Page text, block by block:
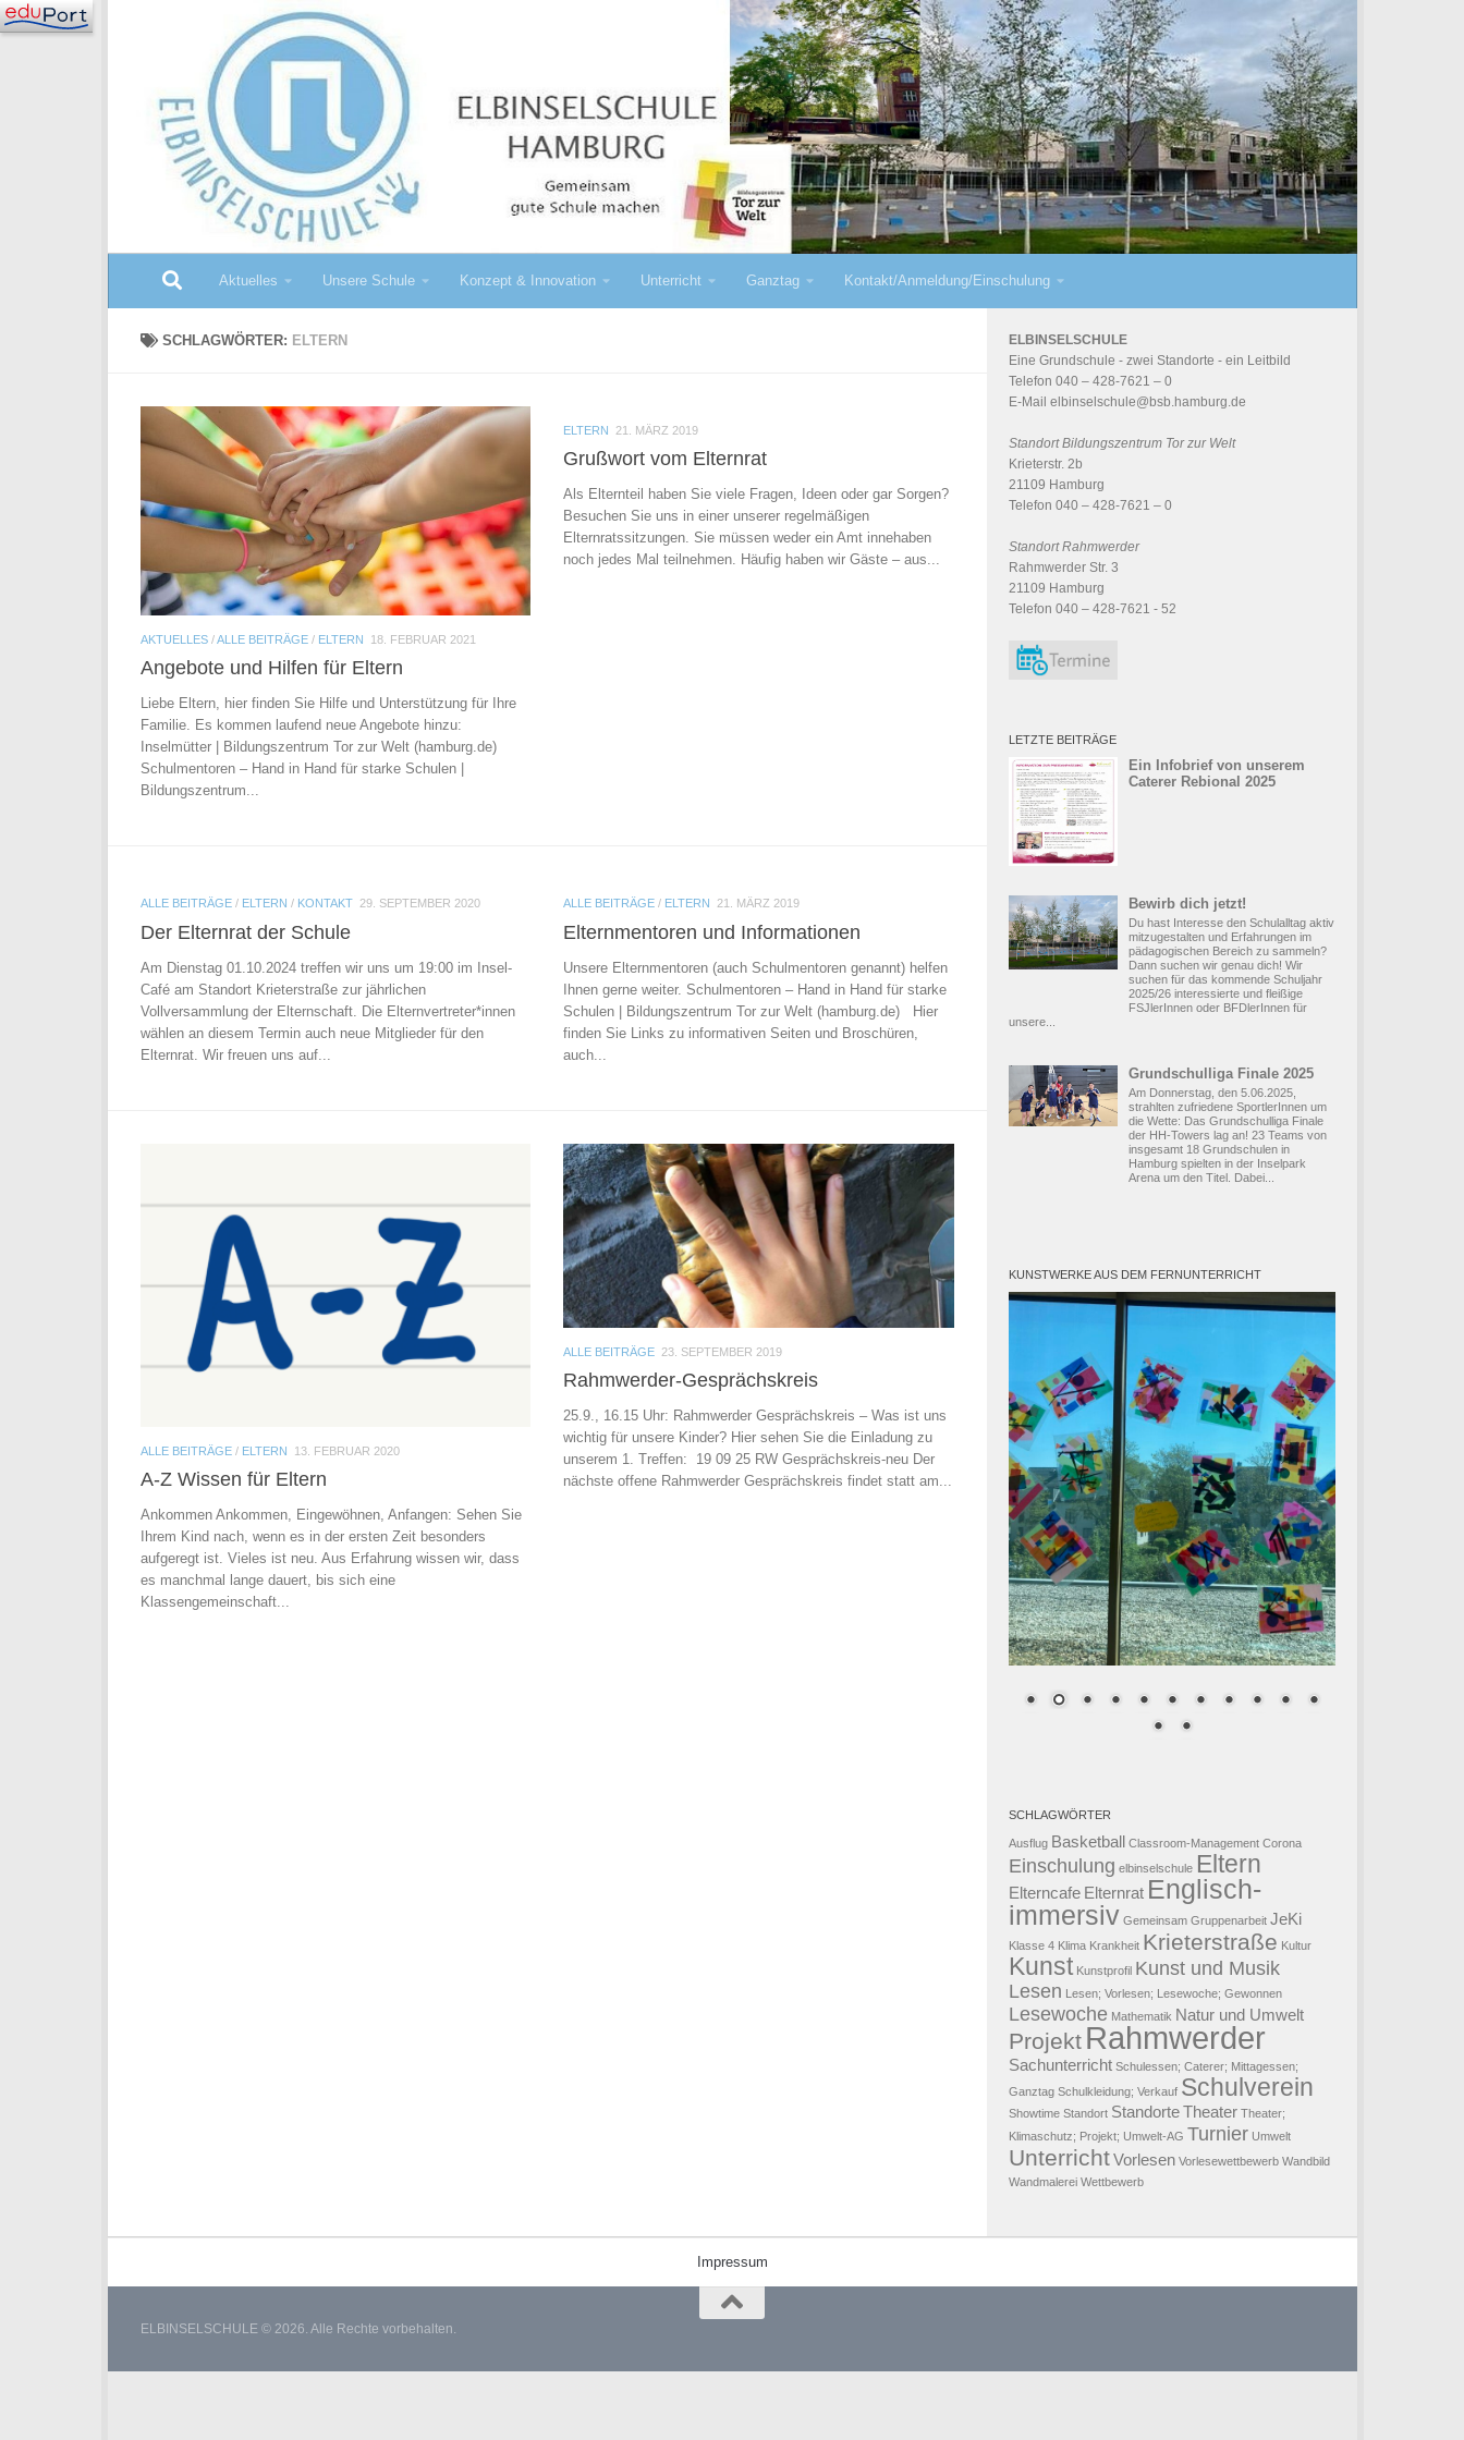
Zum Inhalt springen
Aktuelles Unsere Schule Konzept & Innovation Unterricht Ganztag Kontakt/Anmeldung/Einschulung
SCHLAGWÖRTER: ELTERN
AKTUELLES/ALLE BEITRÄGE/ ELTERN 18. FEBRUAR 2021
Angebote und Hilfen für Eltern
Liebe Eltern, hier finden Sie Hilfe und Unterstützung für Ihre
Familie. Es kommen laufend neue Angebote hinzu:
Inselmütter | Bildungszentrum Tor zur Welt (hamburg.de)
Schulmentoren – Hand in Hand für starke Schulen |
Bildungszentrum...
ELTERN 21. MÄRZ 2019
Grußwort vom Elternrat
Als Elternteil haben Sie viele Fragen, Ideen oder gar Sorgen?
Besuchen Sie uns in einer unserer regelmäßigen
Elternratssitzungen. Sie müssen weder ein Amt innehaben
noch jedes Mal teilnehmen. Häufig haben wir Gäste – aus...
ALLE BEITRÄGE/ ELTERN / KONTAKT 29. SEPTEMBER 2020
Der Elternrat der Schule
Am Dienstag 01.10.2024 treffen wir uns um 19:00 im Insel-
Café am Standort Krieterstraße zur jährlichen
Vollversammlung der Elternschaft. Die Elternvertreter*innen
wählen an diesem Termin auch neue Mitglieder für den
Elternrat. Wir freuen uns auf...
ALLE BEITRÄGE / ELTERN 21. MÄRZ 2019
Elternmentoren und Informationen
Unsere Elternmentoren (auch Schulmentoren genannt) helfen
Ihnen gerne weiter. Schulmentoren – Hand in Hand für starke
Schulen | Bildungszentrum Tor zur Welt (hamburg.de) Hier
finden Sie Links zu informativen Seiten und Broschüren,
auch...
ALLE BEITRÄGE/ ELTERN 13. FEBRUAR 2020
A-Z Wissen für Eltern
Ankommen Ankommen, Eingewöhnen, Anfangen: Sehen Sie
Ihrem Kind nach, wenn es in der ersten Zeit besonders
aufgeregt ist. Vieles ist neu. Aus Erfahrung wissen wir, dass
es manchmal lange dauert, bis sich eine
Klassengemeinschaft...
ALLE BEITRÄGE 23. SEPTEMBER 2019
Rahmwerder-Gesprächskreis
25.9., 16.15 Uhr: Rahmwerder Gesprächskreis – Was ist uns
wichtig für unsere Kinder? Hier sehen Sie die Einladung zu
unserem 1. Treffen: 19 09 25 RW Gesprächskreis-neu Der
nächste offene Rahmwerder Gesprächskreis findet statt am...
ELBINSELSCHULE
Eine Grundschule - zwei Standorte - ein Leitbild
Telefon 040 – 428-7621 – 0
E-Mail elbinselschule@bsb.hamburg.de
Standort Bildungszentrum Tor zur Welt
Krieterstr. 2b
21109 Hamburg
Telefon 040 – 428-7621 – 0
Standort Rahmwerder
Rahmwerder Str. 3
21109 Hamburg
Telefon 040 – 428-7621 - 52
LETZTE BEITRÄGE
Ein Infobrief von unserem
Caterer Rebional 2025
Bewirb dich jetzt!
Du hast Interesse den Schulalltag aktiv
mitzugestalten und Erfahrungen im
pädagogischen Bereich zu sammeln?
Dann suchen wir genau dich! Wir
suchen für das kommende Schuljahr
2025/26 interessierte und fleißige
FSJlerInnen oder BFDlerInnen für
unsere...
Grundschulliga Finale 2025
Am Donnerstag, den 5.06.2025,
strahlten zufriedene SportlerInnen um
die Wette: Das Grundschulliga Finale
der HH-Towers lag an! 23 Teams von
insgesamt 18 Grundschulen in
Hamburg spielten in der Inselpark
Arena um den Titel. Dabei...
KUNSTWERKE AUS DEM FERNUNTERRICHT
SCHLAGWÖRTER
Ausflug Basketball Classroom-Management Corona
Einschulung elbinselschule Eltern
Elterncafe Elternrat Englisch-
immersiv Gemeinsam Gruppenarbeit JeKi
Klasse 4 Klima Krankheit Krieterstraße Kultur
Kunst Kunstprofil Kunst und Musik
Lesen Lesen; Vorlesen; Lesewoche; Gewonnen
Lesewoche Mathematik Natur und Umwelt
Projekt Rahmwerder
Sachunterricht Schulessen; Caterer; Mittagessen;
Ganztag Schulkleidung; Verkauf Schulverein
Showtime Standort Standorte Theater Theater;
Klimaschutz; Projekt; Umwelt-AG Turnier Umwelt
Unterricht Vorlesen Vorlesewettbewerb Wandbild
Wandmalerei Wettbewerb
Impressum
ELBINSELSCHULE © 2026. Alle Rechte vorbehalten.